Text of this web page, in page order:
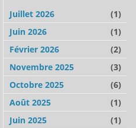
Juillet 2026
(1)
Juin 2026
(1)
Février 2026
(2)
Novembre 2025
(3)
Octobre 2025
(6)
Août 2025
(1)
Juin 2025
(1)